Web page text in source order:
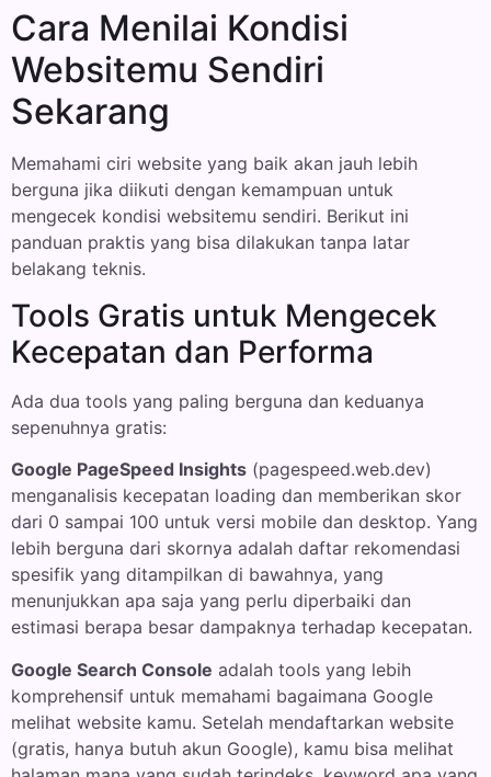
Cara Menilai Kondisi
Websitemu Sendiri
Sekarang
Memahami ciri website yang baik akan jauh lebih
berguna jika diikuti dengan kemampuan untuk
mengecek kondisi websitemu sendiri. Berikut ini
panduan praktis yang bisa dilakukan tanpa latar
belakang teknis.
Tools Gratis untuk Mengecek
Kecepatan dan Performa
Ada dua tools yang paling berguna dan keduanya
sepenuhnya gratis:
Google PageSpeed Insights (pagespeed.web.dev)
menganalisis kecepatan loading dan memberikan skor
dari 0 sampai 100 untuk versi mobile dan desktop. Yang
lebih berguna dari skornya adalah daftar rekomendasi
spesifik yang ditampilkan di bawahnya, yang
menunjukkan apa saja yang perlu diperbaiki dan
estimasi berapa besar dampaknya terhadap kecepatan.
Google Search Console adalah tools yang lebih
komprehensif untuk memahami bagaimana Google
melihat website kamu. Setelah mendaftarkan website
(gratis, hanya butuh akun Google), kamu bisa melihat